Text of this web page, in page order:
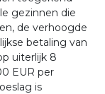
gezinnen die
de verhoogde
betaling van
uiterlijk 8
EUR per
is